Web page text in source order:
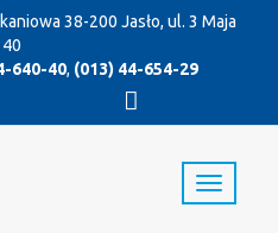
38-200 Jasło, ul. 3 Maja
40
640-40, (013) 44-654-29
T
o